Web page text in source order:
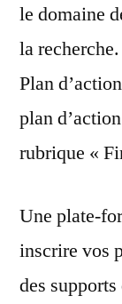
le domaine
la recherche.
Plan
plan
rubrique «
Une plate-
inscrire vos
des